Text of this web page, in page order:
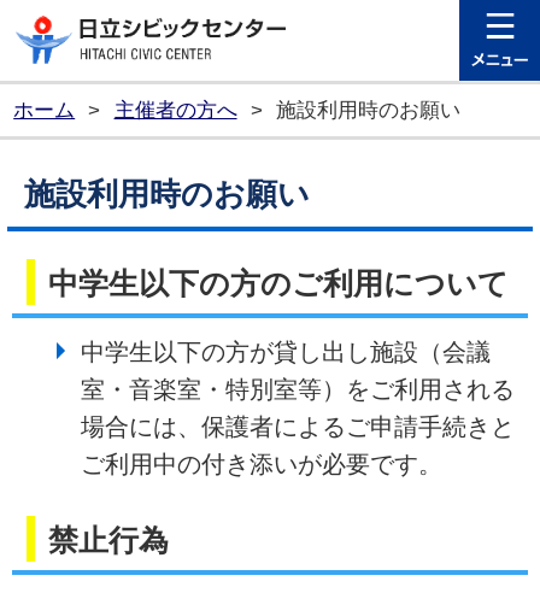
日立シビ
ホーム > 主催者の方へ > 施設利用時のお願い
施設利用時のお願い
中学生以下の方のご利用について
中学生以下の方が貸し出し施設（会議
室・音楽室・特別室等）をご利用される
場合には、保護者によるご申請手続きと
ご利用中の付き添いが必要です。
禁止行為